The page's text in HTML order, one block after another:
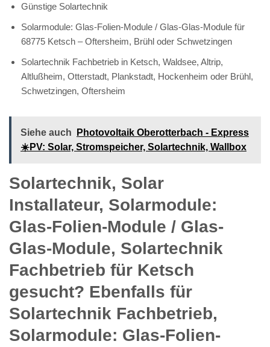
Günstige Solartechnik
Solarmodule: Glas-Folien-Module / Glas-Glas-Module für
68775 Ketsch – Oftersheim, Brühl oder Schwetzingen
Solartechnik Fachbetrieb in Ketsch, Waldsee, Altrip,
Altlußheim, Otterstadt, Plankstadt, Hockenheim oder Brühl,
Schwetzingen, Oftersheim
Siehe auch
Photovoltaik Oberotterbach - Express
☀️PV️: Solar, Stromspeicher, Solartechnik, Wallbox
Solartechnik, Solar
Installateur, Solarmodule:
Glas-Folien-Module / Glas-
Glas-Module, Solartechnik
Fachbetrieb für Ketsch
gesucht? Ebenfalls für
Solartechnik Fachbetrieb,
Solarmodule: Glas-Folien-